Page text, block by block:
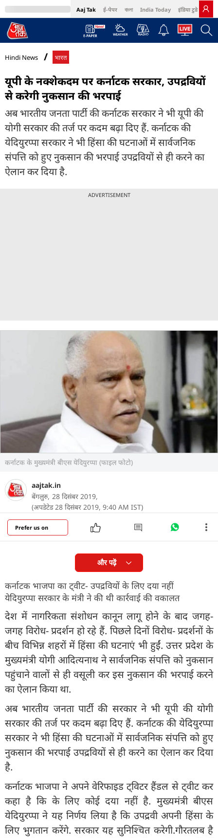
Aaj Tak ई-पेपर বাংলা India Today इंडिया टुडे हिंदी
MumbaiTak Cosmopolitan Harper's Bazaar Northeast
Hindi News भारत
यूपी के नक्शेकदम पर कर्नाटक सरकार, उपद्रवियों
से करेगी नुकसान की भरपाई
अब भारतीय जनता पार्टी की कर्नाटक सरकार ने भी यूपी की
योगी सरकार की तर्ज पर कदम बढ़ा दिए हैं. कर्नाटक की
येदियुरप्पा सरकार ने भी हिंसा की घटनाओं में सार्वजनिक
संपत्ति को हुए नुकसान की भरपाई उपद्रवियों से ही करने का
ऐलान कर दिया है.
ADVERTISEMENT
कर्नाटक के मुख्यमंत्री बीएस येदियुरप्पा (फाइल फोटो)
aajtak.in
बेंगलुरु, 28 दिसंबर 2019,
(अपडेटेड 28 दिसंबर 2019, 9:40 AM IST)
Prefer us on
और पढ़ें
कर्नाटक भाजपा का ट्वीट- उपद्रवियों के लिए दया नहीं
येदियुरप्पा सरकार के मंत्री ने की थी कार्रवाई की वकालत
देश में नागरिकता संशोधन कानून लागू होने के बाद जगह-
जगह विरोध- प्रदर्शन हो रहे हैं. पिछले दिनों विरोध- प्रदर्शनों के
बीच विभिन्न शहरों में हिंसा की घटनाएं भी हुईं. उत्तर प्रदेश के
मुख्यमंत्री योगी आदित्यनाथ ने सार्वजनिक संपत्ति को नुकसान
पहुंचाने वालों से ही वसूली कर इस नुकसान की भरपाई करने
का ऐलान किया था.
अब भारतीय जनता पार्टी की सरकार ने भी यूपी की योगी
सरकार की तर्ज पर कदम बढ़ा दिए हैं. कर्नाटक की येदियुरप्पा
सरकार ने भी हिंसा की घटनाओं में सार्वजनिक संपत्ति को हुए
नुकसान की भरपाई उपद्रवियों से ही करने का ऐलान कर दिया
है.
कर्नाटक भाजपा ने अपने वेरिफाइड ट्विटर हैंडल से ट्वीट कर
कहा है कि के लिए कोई दया नहीं है. मुख्यमंत्री बीएस
येदियुरप्पा ने यह निर्णय लिया है कि उपद्रवी अपनी हिंसा के
लिए भुगतान करेंगे. सरकार यह सुनिश्चित करेगी.गौरतलब है